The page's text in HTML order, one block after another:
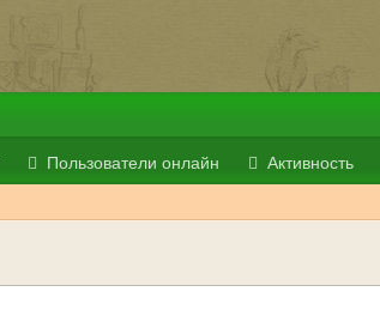
Пользователи онлайн Активность